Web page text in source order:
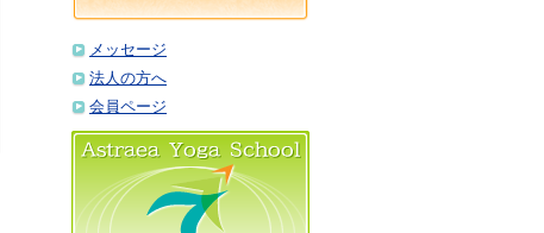
メッセージ
法人の方へ
会員ページ